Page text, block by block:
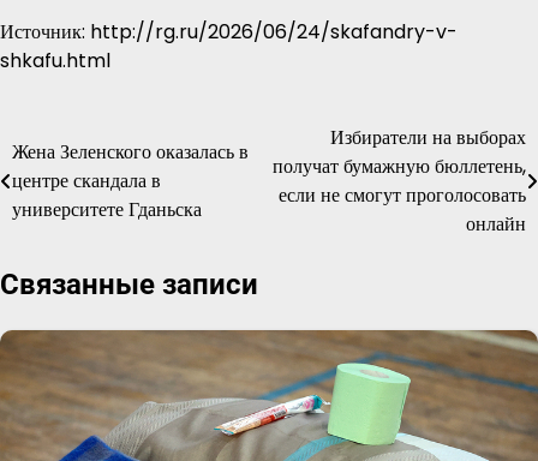
Источник: http://rg.ru/2026/06/24/skafandry-v-
shkafu.html
Навигация
по
записям
Жена Зеленского оказалась в
центре скандала в
университете Гданьска
Избиратели на выборах
получат бумажную бюллетень,
если не смогут проголосовать
онлайн
Связанные записи